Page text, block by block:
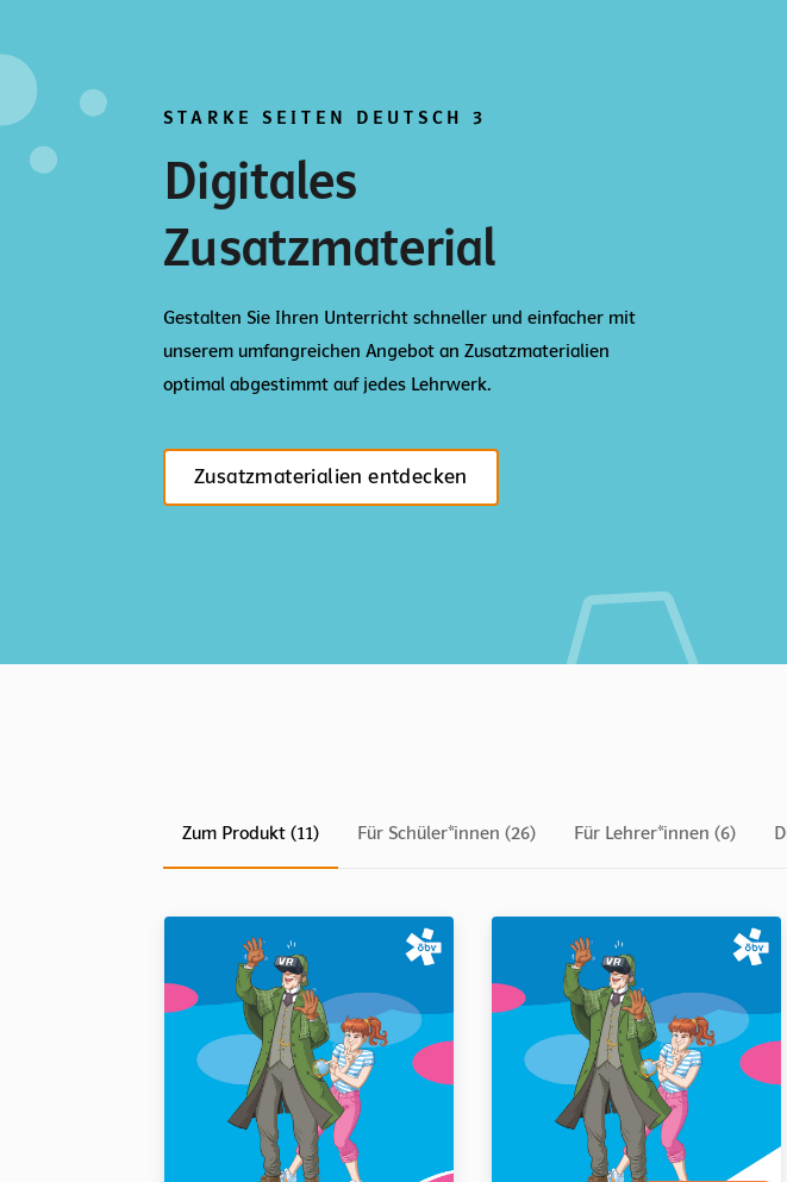
STARKE SEITEN DEUTSCH 3
Digitales
Zusatzmaterial
Gestalten Sie Ihren Unterricht schneller und einfacher mit
unserem umfangreichen Angebot an Zusatzmaterialien
optimal abgestimmt auf jedes Lehrwerk.
Zusatzmaterialien entdecken
Zum Produkt (11) Für Schüler*innen (26) Für Lehrer*innen (6)